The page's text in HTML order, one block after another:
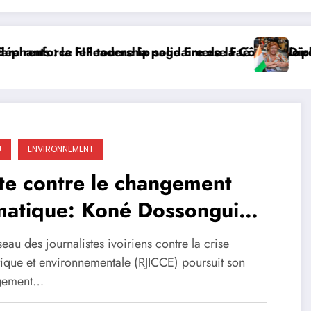
le leadership solidaire de la Côte d’Ivoire en
: la FIF tourne la page Emerse Faé
ENVIRONNEMENT
contre le changement
Koné Dossongui
une campagne de
dans le Nord
des journalistes ivoiriens contre la crise
et environnementale (RJICCE) poursuit son